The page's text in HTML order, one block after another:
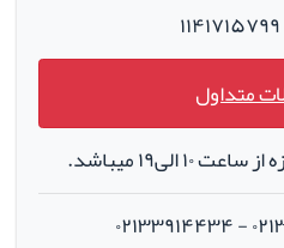
متداول
الی۱۹ میباشد.